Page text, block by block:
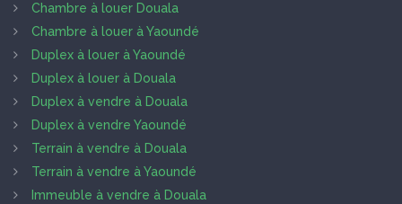
Chambre à louer Douala
Chambre à louer à Yaoundé
Duplex à louer à Yaoundé
Duplex à louer à Douala
Duplex à vendre à Douala
Duplex à vendre Yaoundé
Terrain à vendre à Douala
Terrain à vendre à Yaoundé
Immeuble à vendre à Douala